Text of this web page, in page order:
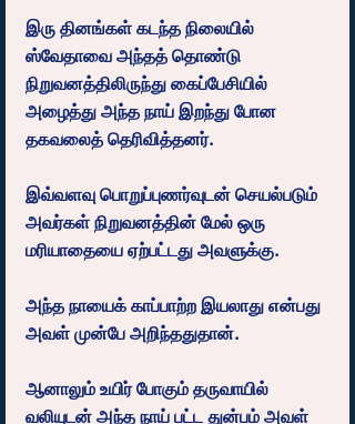
இரு தினங்கள் கடந்த நிலையில்
ஸ்வேதாவை அந்தத் தொண்டு
நிறுவனத்திலிருந்து கைப்பேசியில்
அழைத்து அந்த நாய் இறந்து போன
தகவலைத் தெரிவித்தனர்.
இவ்வளவு பொறுப்புணர்வுடன் செயல்படும்
அவர்கள் நிறுவனத்தின் மேல் ஒரு
மரியாதையை ஏற்பட்டது அவளுக்கு.
அந்த நாயைக் காப்பாற்ற இயலாது என்பது
அவள் முன்பே அறிந்ததுதான்.
ஆனாலும் உயிர் போகும் தருவாயில்
வலியுடன் அந்த நாய் பட்ட துன்பம் அவள்